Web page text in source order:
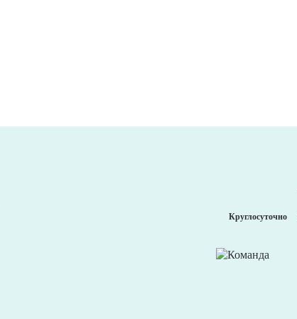
Круглосуточно